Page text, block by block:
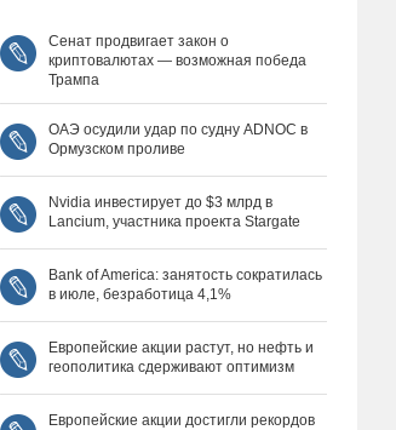
Сенат продвигает закон о
криптовалютах — возможная победа
Трампа
ОАЭ осудили удар по судну ADNOC в
Ормузском проливе
Nvidia инвестирует до $3 млрд в
Lancium, участника проекта Stargate
Bank of America: занятость сократилась
в июле, безработица 4,1%
Европейские акции растут, но нефть и
геополитика сдерживают оптимизм
Европейские акции достигли рекордов